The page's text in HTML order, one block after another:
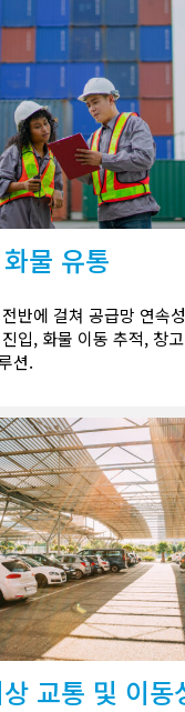
물 유통
반에 걸쳐 공급망 연속
입, 화물 이동 추적, 창
션.
교통 및 이동